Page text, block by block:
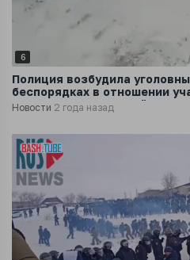
6
Полиция возбудила
беспорядках в отношении
несанкционированной акции
Новости 2 года назад